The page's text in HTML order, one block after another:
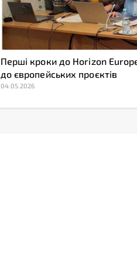
Перші кроки до Horizon
до європейських проєктів
04.05.2026